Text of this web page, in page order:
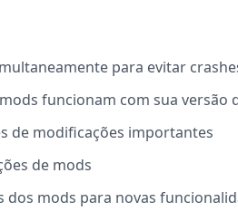
para evitar
funcionam com sua versão
de modificações importantes
de mods
dos mods para novas